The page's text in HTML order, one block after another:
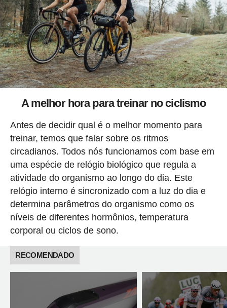
A melhor hora para treinar no ciclismo
Antes de decidir qual é o melhor momento para
treinar, temos que falar sobre os ritmos
circadianos. Todos nós funcionamos com base em
uma espécie de relógio biológico que regula a
atividade do organismo ao longo do dia. Este
relógio interno é sincronizado com a luz do dia e
determina parâmetros do organismo como os
níveis de diferentes hormônios, temperatura
corporal ou ciclos de sono.
RECOMENDADO